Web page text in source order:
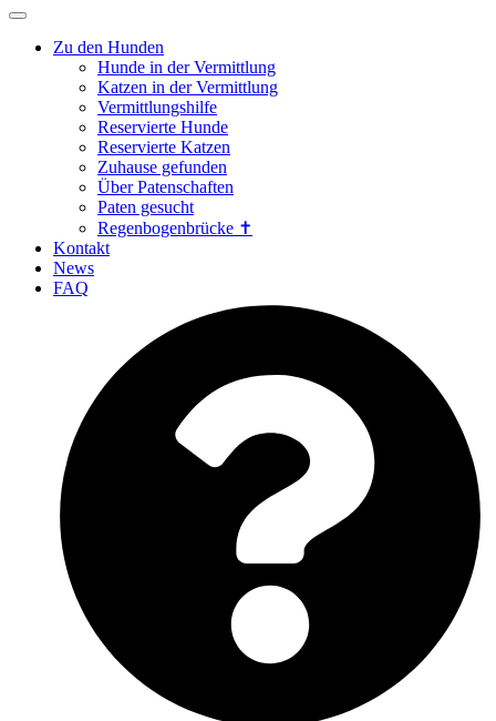
Zu den Hunden
Hunde in der Vermittlung
Katzen in der Vermittlung
Vermittlungshilfe
Reservierte Hunde
Reservierte Katzen
Zuhause gefunden
Über Patenschaften
Paten gesucht
Regenbogenbrücke ✝
Kontakt
News
FAQ